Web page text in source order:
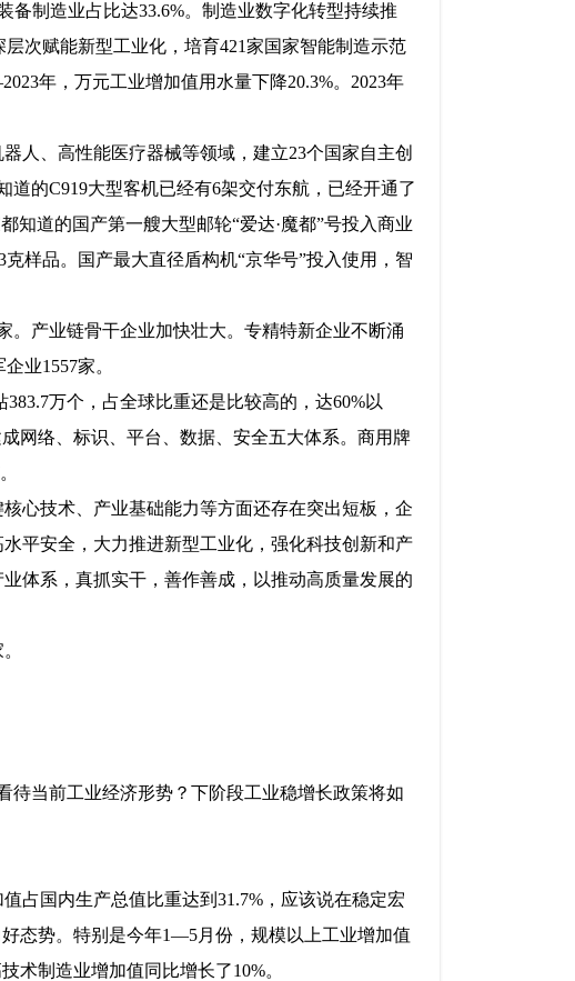
备制造业占比达33.6%。制造业数字化转型持续推
次赋能新型工业化，培育421家国家智能制造示范
年，万元工业增加值用水量下降20.3%。2023年
人、高性能医疗器械等领域，建立23个国家自主创
的C919大型客机已经有6架交付东航，已经开通了
知道的国产第一艘大型邮轮“爱达·魔都”号投入商业
样品。国产最大直径盾构机“京华号”投入使用，智
。产业链骨干企业加快壮大。专精特新企业不断涌
业1557家。
万个，占全球比重还是比较高的，达60%以
网络、标识、平台、数据、安全五大体系。商用牌
心技术、产业基础能力等方面还存在突出短板，企
平安全，大力推进新型工业化，强化科技创新和产
体系，真抓实干，善作善成，以推动高质量发展的
待当前工业经济形势？下阶段工业稳增长政策将如
占国内生产总值比重达到31.7%，应该说在稳定宏
态势。特别是今年1—5月份，规模以上工业增加值
术制造业增加值同比增长了10%。